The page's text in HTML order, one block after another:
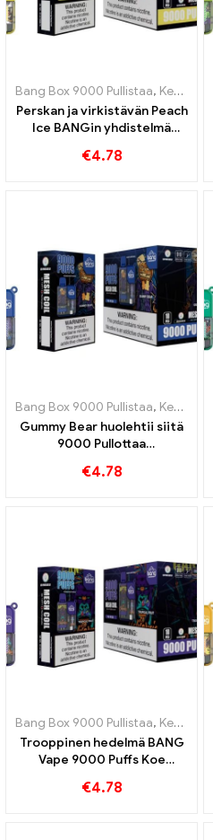
Bang Box 9000 Pullistaa, Kertakäyttöiset e-savukkeet Ruotsi
Perskan ja virkistävän Peach
Ice BANGin yhdistelmä
kertakäyttöisiä
€4.78
Bang Box 9000 Pullistaa, Kertakäyttöiset e-savukkeet Ruotsi
Gummy Bear huolehtii siitä
9000 Pullottaa
leikkisän
€4.78
Bang Box 9000 Pullistaa, Kertakäyttöiset e-savukkeet Ruotsi
Trooppinen hedelmä BANG
Vape 9000 Puffs Koe
eksoottinen maku
€4.78